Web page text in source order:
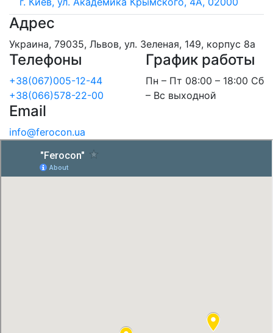
Адрес
Украина, 79035, Львов, ул. Зеленая, 149, корпус 8а
Телефоны
+38(067)005-12-44
+38(066)578-22-00
График работы
Пн – Пт 08:00 – 18:00 Сб
– Вс выходной
Email
info@ferocon.ua